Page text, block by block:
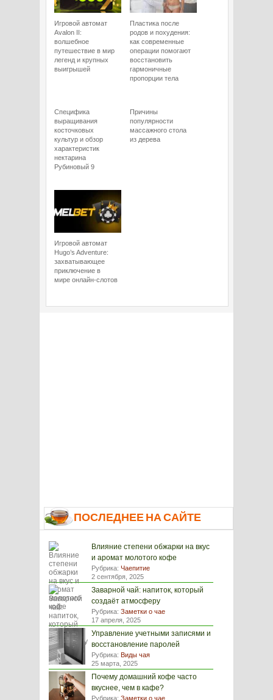
Игровой автомат
Avalon II:
волшебное
путешествие в мир
легенд и крупных
выигрышей
Пластика после
родов и похудения:
как современные
операции помогают
восстановить
гармоничные
пропорции тела
Специфика
выращивания
косточковых
культур и обзор
характеристик
нектарина
Рубиновый 9
Причины
популярности
массажного стола
из дерева
Игровой автомат
Hugo’s Adventure:
захватывающее
приключение в
мире онлайн-слотов
ПОСЛЕДНЕЕ НА САЙТЕ
Влияние степени обжарки на вкус
и аромат молотого кофе
Рубрика: Чаепитие
2 сентября, 2025
Заварной чай: напиток, который
создаёт атмосферу
Рубрика: Заметки о чае
17 апреля, 2025
Управление учетными записями и
восстановление паролей
Рубрика: Виды чая
25 марта, 2025
Почему домашний кофе часто
вкуснее, чем в кафе?
Рубрика: Заметки о чае